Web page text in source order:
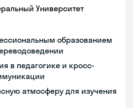
Университет
образованием
в педагогике и кросс-
атмосферу для изучения